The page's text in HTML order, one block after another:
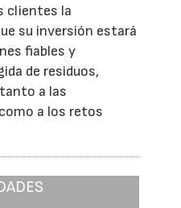
clientes la
su inversión estará
fiables y
de residuos,
a las
a los retos